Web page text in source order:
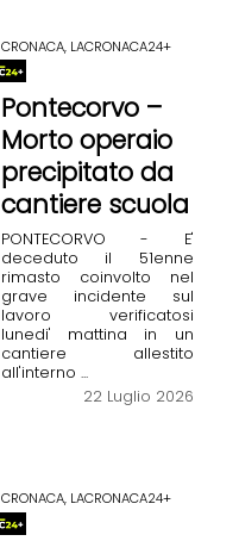
CRONACA, LACRONACA24+
Pontecorvo –
Morto operaio
precipitato da
cantiere scuola
PONTECORVO - E'
deceduto il 51enne
rimasto coinvolto nel
grave incidente sul
lavoro verificatosi
lunedi' mattina in un
cantiere allestito
all'interno ...
22 Luglio 2026
CRONACA, LACRONACA24+